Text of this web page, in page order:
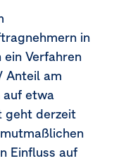
ähnliche
in
Verfahren
Anteil am
etwa
geht derzeit
Einfluss auf